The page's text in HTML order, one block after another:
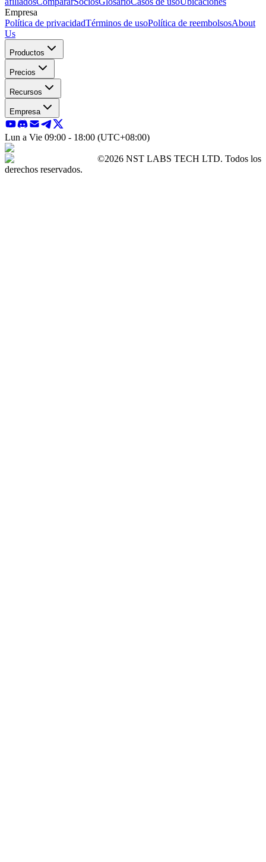
Empresa
Política de privacidadTérminos de usoPolítica de reembolsosAbout
Us
Productos
Precios
Recursos
Empresa
Lun a Vie 09:00 - 18:00 (UTC+08:00)
©2026 NST LABS TECH LTD. Todos los
derechos reservados.